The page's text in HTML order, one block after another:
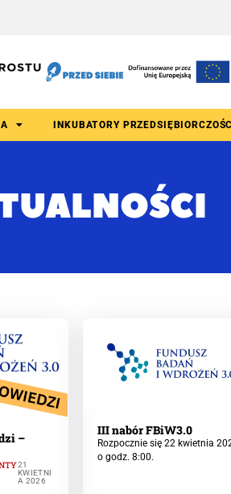
INKUBATORY
–
21
KWIETNI
A 2026
III nabór FBiW3.0
Rozpocznie się 22 kwietnia
o godz. 8:00.